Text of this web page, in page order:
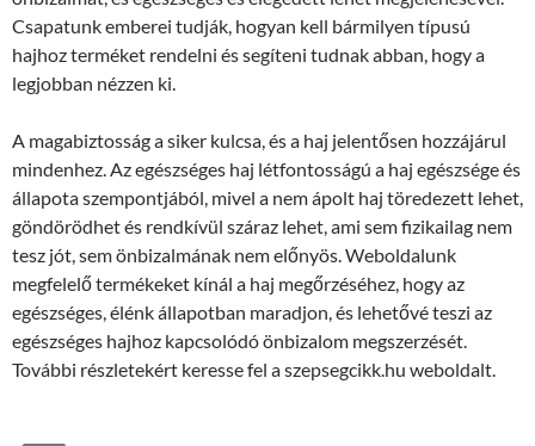
Csapatunk emberei tudják, hogyan kell bármilyen típusú
hajhoz terméket rendelni és segíteni tudnak abban, hogy a
legjobban nézzen ki.
A magabiztosság a siker kulcsa, és a haj jelentősen hozzájárul
mindenhez. Az egészséges haj létfontosságú a haj egészsége és
állapota szempontjából, mivel a nem ápolt haj töredezett lehet,
göndörödhet és rendkívül száraz lehet, ami sem fizikailag nem
tesz jót, sem önbizalmának nem előnyös. Weboldalunk
megfelelő termékeket kínál a haj megőrzéséhez, hogy az
egészséges, élénk állapotban maradjon, és lehetővé teszi az
egészséges hajhoz kapcsolódó önbizalom megszerzését.
További részletekért keresse fel a szepsegcikk.hu weboldalt.